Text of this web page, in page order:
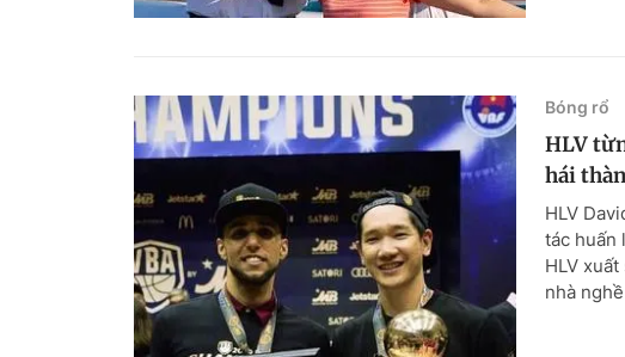
Bóng rổ
HLV
hái
HLV
tác huấn
HLV
nhà